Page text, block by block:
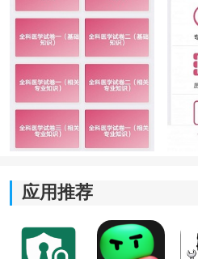
试的信心。
应用推荐